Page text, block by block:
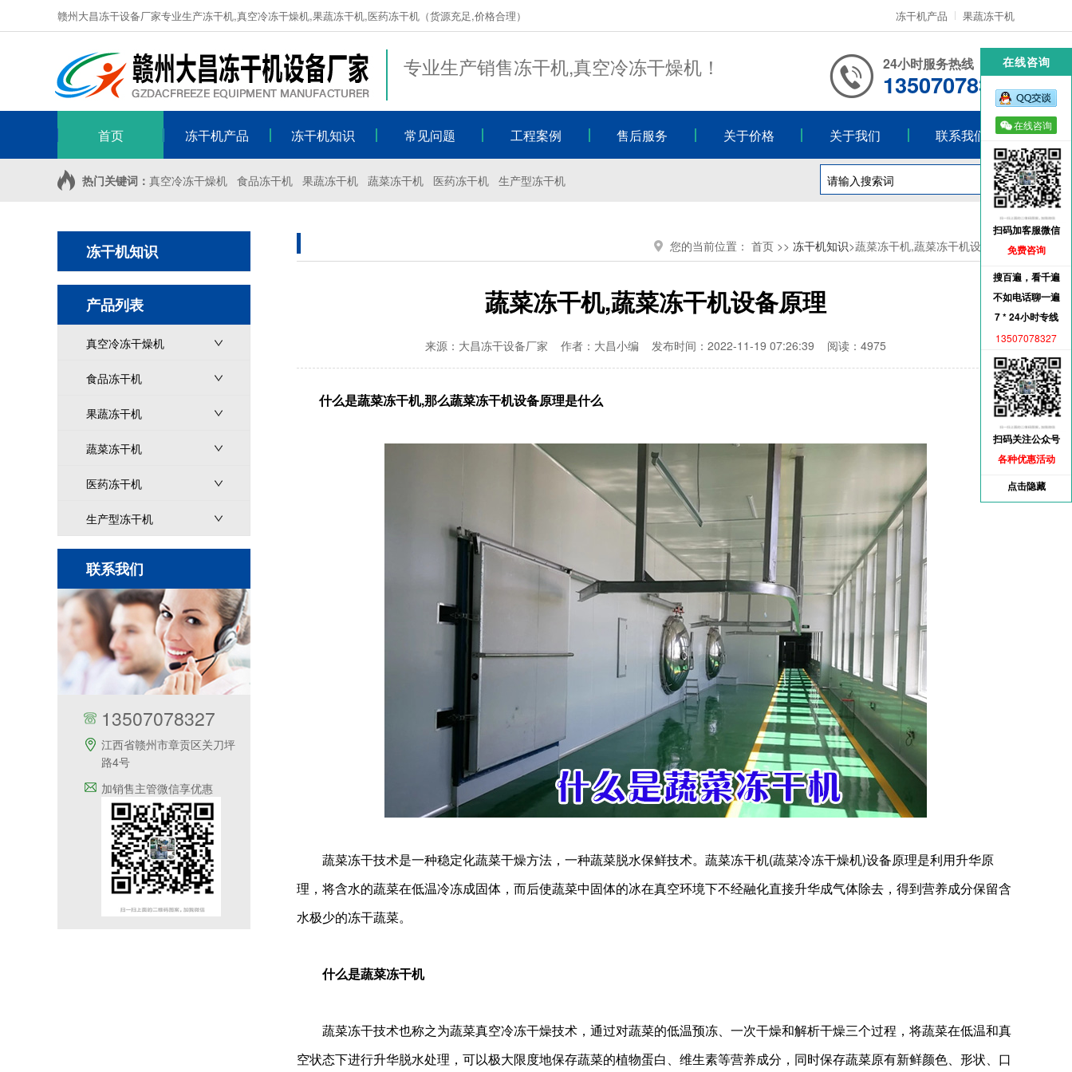
赣州大昌冻干设备厂家专业生产冻干机,真空冷冻干燥机,果蔬冻干机,医药冻干机（货源充足,价格合理） 冻干机产品 果蔬冻干机
专业生产销售冻干机,真空冷冻干燥机！ 24小时服务热线
13507078327
首页 冻干机产品 冻干机知识 常见问题 工程案例 售后服务 关于价格 关于我们 联系我们
热门关键词： 真空冷冻干燥机 食品冻干机 果蔬冻干机 蔬菜冻干机 医药冻干机 生产型冻干机
冻干机知识
产品列表
真空冷冻干燥机
食品冻干机
果蔬冻干机
蔬菜冻干机
医药冻干机
生产型冻干机
联系我们
13507078327
江西省赣州市章贡区关刀坪
路4号
加销售主管微信享优惠
您的当前位置： 首页 >> 冻干机知识>蔬菜冻干机,蔬菜冻干机设备原理
蔬菜冻干机,蔬菜冻干机设备原理
来源：大昌冻干设备厂家 作者：大昌小编 发布时间：2022-11-19 07:26:39 阅读：4975
什么是蔬菜冻干机,那么蔬菜冻干机设备原理是什么
蔬菜冻干技术是一种稳定化蔬菜干燥方法，一种蔬菜脱水保鲜技术。 蔬菜冻干机(蔬菜冷冻干燥机)设备原理是利用升华原
理，将含水的蔬菜在低温冷冻成固体，而后使蔬菜中固体的冰在真空环境下不经融化直接升华成气体除去，得到营养成分保留含
水极少的冻干蔬菜。
什么是蔬菜冻干机
蔬菜冻干技术也称之为蔬菜真空冷冻干燥技术，通过对蔬菜的低温预冻、一次干燥和解析干燥三个过程，将蔬菜在低温和真
空状态下进行升华脱水处理，可以极大限度地保存蔬菜的植物蛋白、维生素等营养成分，同时保存蔬菜原有新鲜颜色、形状、口
在线咨询
在线咨询
扫码加客服微信
免费咨询
搜百遍，看千遍
不如电话聊一遍
7 * 24小时专线
13507078327
扫码关注公众号
各种优惠活动
点击隐藏